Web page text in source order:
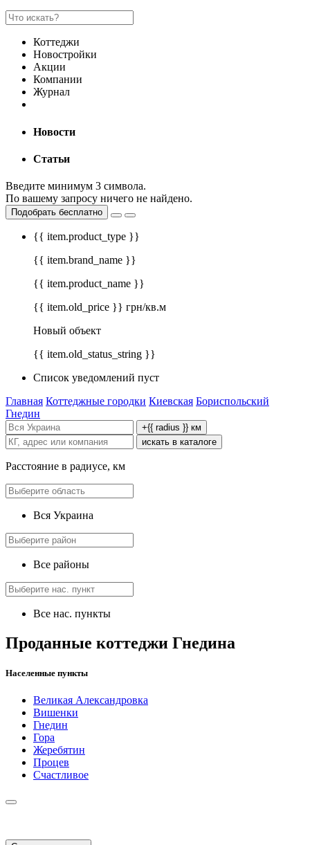
Коттеджи
Новостройки
Акции
Компании
Журнал
Новости
Статьи
Введите минимум 3 символа.
По вашему запросу ничего не найдено.
Подобрать бесплатно
{{ item.product_type }}
{{ item.brand_name }}
{{ item.product_name }}
{{ item.old_price }} грн/кв.м
Новый объект
{{ item.old_status_string }}
Список уведомлений пуст
Главная Коттеджные городки Киевская Бориспольский
Гнедин
+{{ radius }} км
искать в каталоге
Расстояние в радиусе, км
Вся Украина
Все районы
Все нас. пункты
Проданные коттеджи Гнедина
Населенные пункты
Великая Александровка
Вишенки
Гнедин
Гора
Жеребятин
Процев
Счастливое